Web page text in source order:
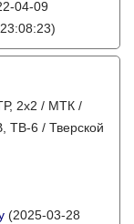
04-09
2х2 / МТК /
ТВ-6 / Тверской
(2025-03-28